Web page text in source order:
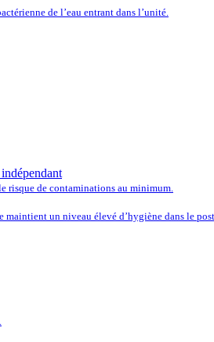
de l’eau entrant dans l’unité.
risque de contaminations au minimum.
un niveau élevé d’hygiène dans le